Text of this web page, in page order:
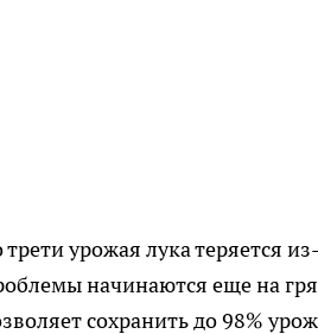
трети урожая лука теряется
начинаются еще на
сохранить до 98%